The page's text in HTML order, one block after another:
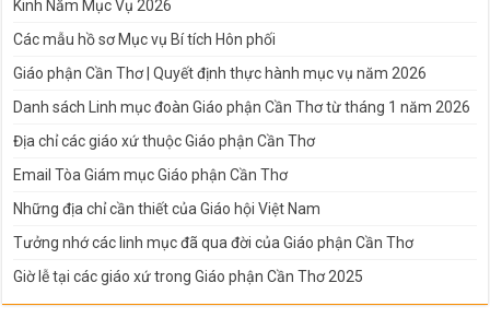
Kinh Năm Mục Vụ 2026
Các mẫu hồ sơ Mục vụ Bí tích Hôn phối
Giáo phận Cần Thơ | Quyết định thực hành mục vụ năm 2026
Danh sách Linh mục đoàn Giáo phận Cần Thơ từ tháng 1 năm 2026
Địa chỉ các giáo xứ thuộc Giáo phận Cần Thơ
Email Tòa Giám mục Giáo phận Cần Thơ
Những địa chỉ cần thiết của Giáo hội Việt Nam
Tưởng nhớ các linh mục đã qua đời của Giáo phận Cần Thơ
Giờ lễ tại các giáo xứ trong Giáo phận Cần Thơ 2025